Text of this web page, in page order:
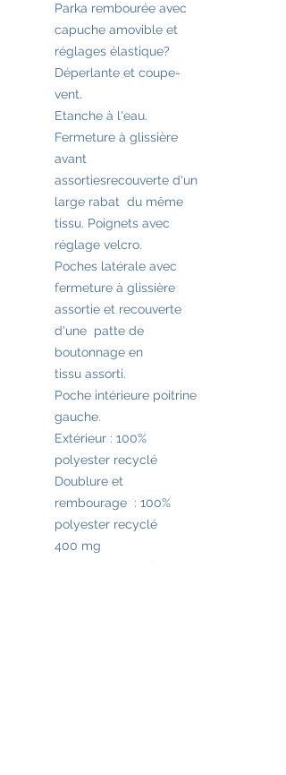
Parka rembourée avec
capuche amovible et
réglages élastique?
Déperlante et coupe-
vent.
Etanche à l'eau.
Fermeture à glissière
avant
assortiesrecouverte d'un
large rabat du même
tissu. Poignets avec
réglage velcro.
Poches latérale avec
fermeture à glissière
assortie et recouverte
d'une patte de
boutonnage en
tissu assorti.
Poche intérieure poitrine
gauche.
Extérieur : 100%
polyester recyclé
Doublure et
rembourage : 100%
polyester recyclé
400 mg
Marquage DTF de